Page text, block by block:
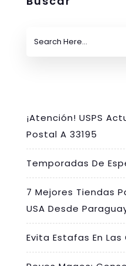
¡Atención! USPS
Postal A 33195
Temporadas De
7 Mejores Tiendas
USA Desde
Evita Estafas En